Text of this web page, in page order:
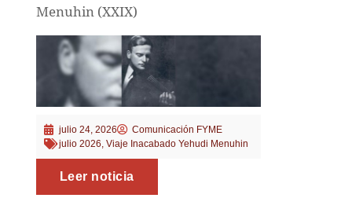
Menuhin (XXIX)
julio 24, 2026
Comunicación FYME
julio 2026 Viaje Inacabado Yehudi Menuhin
Leer noticia